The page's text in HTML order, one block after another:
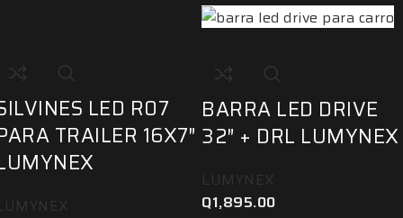
LED R07
TRAILER 16X7″
BARRA LED DRIVE
32″ + DRL LUMYNEX
LUMYNEX
Q1,895.00